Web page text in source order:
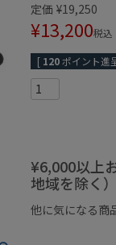
定価 ¥19,250
¥13,200税込
[ 120ポイント進
¥6,000以上
地域を除く）
他に気になる商